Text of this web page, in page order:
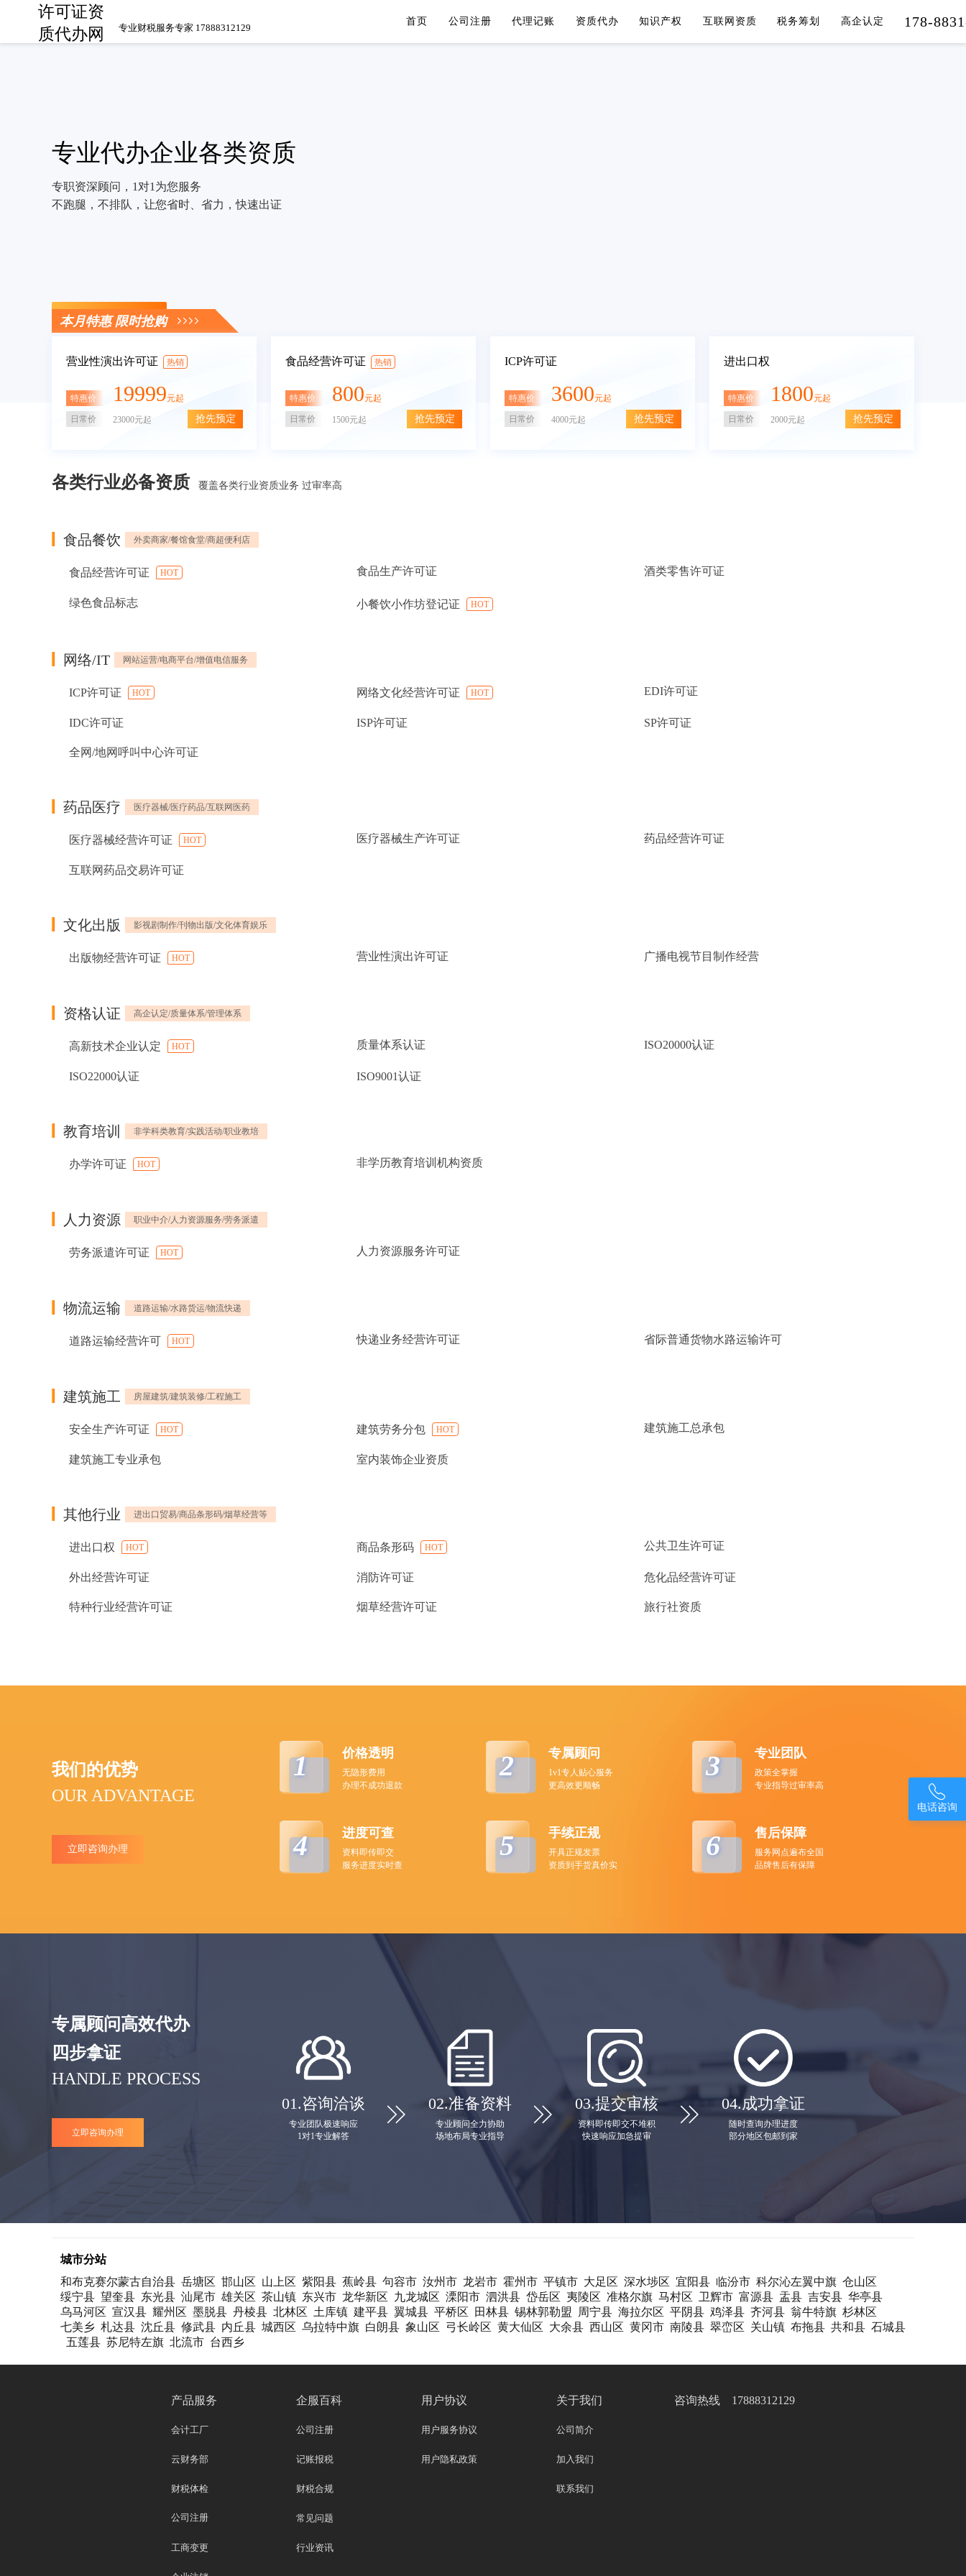
许可证资
质代办网
专业财税服务专家 17888312129
首页 公司注册 代理记账 资质代办 知识产权 互联网资质 税务筹划 高企认定 178-
专业代办企业各类资质
专职资深顾问，1对1为您服务
不跑腿，不排队，让您省时、省力，快速出证
立即咨询
本月特惠 限时抢购
营业性演出许可证 热销
特惠价 19999元起
日常价 23000元起 抢先预定
食品经营许可证 热销
特惠价 800元起
日常价 1500元起 抢先预定
ICP许可证
特惠价 3600元起
日常价 4000元起 抢先预定
进出口权
特惠价 1800元起
日常价 2000元起 抢先预定
各类行业必备资质 覆盖各类行业资质业务 过审率高
食品餐饮 外卖商家/餐馆食堂/商超便利店
食品经营许可证 HOT 食品生产许可证 酒类零售许可证
绿色食品标志 小餐饮小作坊登记证 HOT
网络/IT 网站运营/电商平台/增值电信服务
ICP许可证 HOT 网络文化经营许可证 HOT EDI许可证
IDC许可证 ISP许可证 SP许可证
全网/地网呼叫中心许可证
药品医疗 医疗器械/医疗药品/互联网医药
医疗器械经营许可证 HOT 医疗器械生产许可证 药品经营许可证
互联网药品交易许可证
文化出版 影视剧制作/刊物出版/文化体育娱乐
出版物经营许可证 HOT 营业性演出许可证 广播电视节目制作经营
资格认证 高企认定/质量体系/管理体系
高新技术企业认定 HOT 质量体系认证 ISO20000认证
ISO22000认证 ISO9001认证
教育培训 非学科类教育/实践活动/职业教培
办学许可证 HOT 非学历教育培训机构资质
人力资源 职业中介/人力资源服务/劳务派遣
劳务派遣许可证 HOT 人力资源服务许可证
物流运输 道路运输/水路货运/物流快递
道路运输经营许可 HOT 快递业务经营许可证 省际普通货物水路运输许可
建筑施工 房屋建筑/建筑装修/工程施工
安全生产许可证 HOT 建筑劳务分包 HOT 建筑施工总承包
建筑施工专业承包 室内装饰企业资质
其他行业 进出口贸易/商品条形码/烟草经营等
进出口权 HOT 商品条形码 HOT 公共卫生许可证
外出经营许可证 消防许可证 危化品经营许可证
特种行业经营许可证 烟草经营许可证 旅行社资质
我们的优势
OUR ADVANTAGE
立即咨询办理
1 价格透明
无隐形费用
办理不成功退款
2 专属顾问
1v1专人贴心服务
更高效更顺畅
3 专业团队
政策全掌握
专业指导过审率高
4 进度可查
资料即传即交
服务进度实时查
5 手续正规
开具正规发票
资质到手货真价实
6 售后保障
服务网点遍布全国
品牌售后有保障
专属顾问高效代办
四步拿证
HANDLE PROCESS
立即咨询办理
01.咨询洽谈
专业团队极速响应
1对1专业解答
 02.准备资料
专业顾问全力协助
场地布局专业指导
 03.提交审核
资料即传即交不堆积
快速响应加急提审
 04.成功拿证
随时查询办理进度
部分地区包邮到家
城市分站
和布克赛尔蒙古自治县 岳塘区 邯山区 山上区 紫阳县 蕉岭县 句容市 汝州市 龙岩市 霍州市 平镇市 大足区 深水埗区 宜阳县 临汾市 科尔沁左翼中旗 仓山区
绥宁县 望奎县 东光县 汕尾市 雄关区 茶山镇 东兴市 龙华新区 九龙城区 溧阳市 泗洪县 岱岳区 夷陵区 准格尔旗 马村区 卫辉市 富源县 盂县 吉安县 华亭县
乌马河区 宣汉县 耀州区 墨脱县 丹棱县 北林区 土库镇 建平县 翼城县 平桥区 田林县 锡林郭勒盟 周宁县 海拉尔区 平阴县 鸡泽县 齐河县 翁牛特旗 杉林区
七美乡 札达县 沈丘县 修武县 内丘县 城西区 乌拉特中旗 白朗县 象山区 弓长岭区 黄大仙区 大余县 西山区 黄冈市 南陵县 翠峦区 关山镇 布拖县 共和县 石城县
五莲县 苏尼特左旗 北流市 台西乡
产品服务
会计工厂
云财务部
财税体检
公司注册
工商变更
企服百科
公司注册
记账报税
财税合规
常见问题
行业资讯
用户协议
用户服务协议
用户隐私政策
关于我们
公司简介
加入我们
联系我们
咨询热线 17888312129

电话咨询